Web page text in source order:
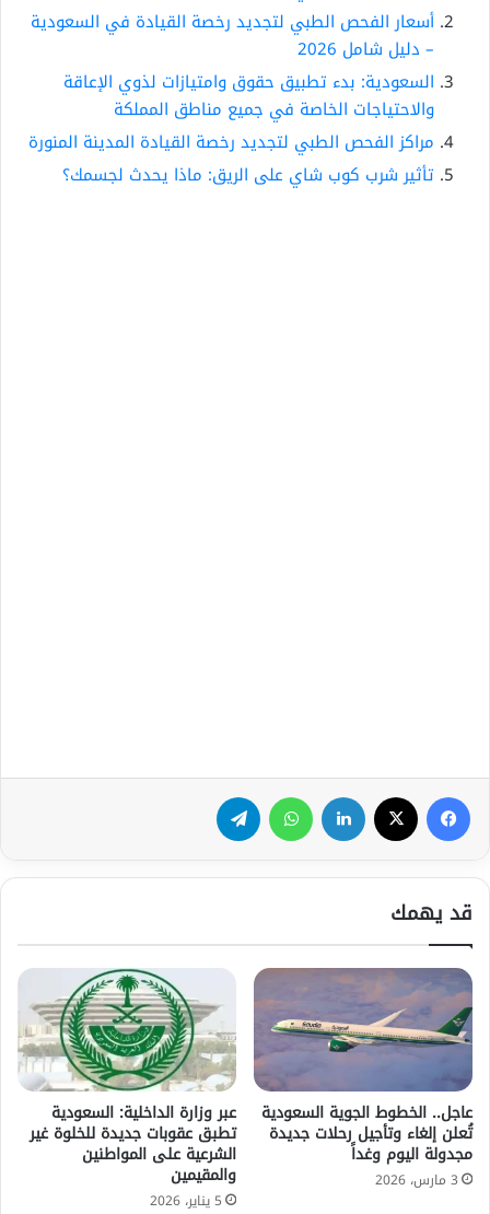
أسعار الفحص الطبي لتجديد رخصة القيادة في السعودية
– دليل شامل 2026
السعودية: بدء تطبيق حقوق وامتيازات لذوي الإعاقة
والاحتياجات الخاصة في جميع مناطق المملكة
مراكز الفحص الطبي لتجديد رخصة القيادة المدينة المنورة
تأثير شرب كوب شاي على الريق: ماذا يحدث لجسمك؟
فيسبوك لينكدإن واتساب
قد يهمك
عاجل.. الخطوط الجوية السعودية
تُعلن إلغاء وتأجيل رحلات جديدة
مجدولة اليوم وغداً
3 مارس، 2026
عبر وزارة الداخلية: السعودية
تطبق عقوبات جديدة للخلوة غير
الشرعية على المواطنين
والمقيمين
5 يناير، 2026